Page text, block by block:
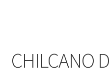
CHILCANO